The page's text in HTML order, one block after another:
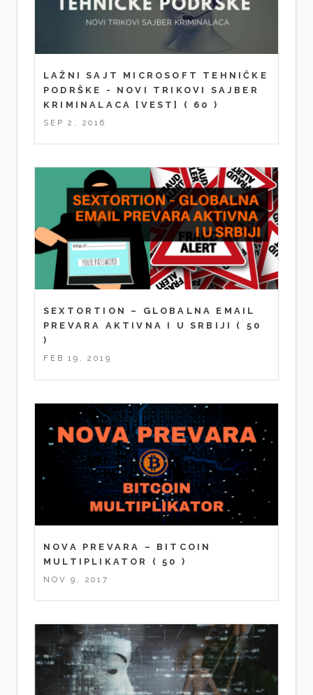
LAŽNI SAJT MICROSOFT TEHNIČKE
PODRŠKE - NOVI TRIKOVI SAJBER
KRIMINALACA [VEST]
( 60 )
SEP 2, 2016
SEXTORTION – GLOBALNA EMAIL
PREVARA AKTIVNA I U SRBIJI
( 50
)
FEB 19, 2019
NOVA PREVARA – BITCOIN
MULTIPLIKATOR
( 50 )
NOV 9, 2017